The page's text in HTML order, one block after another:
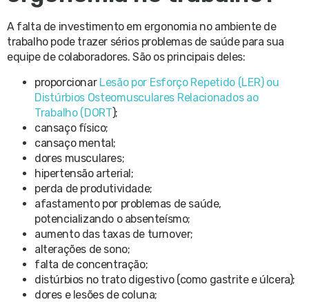
A falta de investimento em ergonomia no ambiente de
trabalho pode trazer sérios problemas de saúde para sua
equipe de colaboradores. São os principais deles:
proporcionar Lesão por Esforço Repetido (LER) ou
Distúrbios Osteomusculares Relacionados ao
Trabalho (DORT);
cansaço físico;
cansaço mental;
dores musculares;
hipertensão arterial;
perda de produtividade;
afastamento por problemas de saúde,
potencializando o absenteísmo;
aumento das taxas de turnover;
alterações de sono;
falta de concentração;
distúrbios no trato digestivo (como gastrite e úlcera);
dores e lesões de coluna;